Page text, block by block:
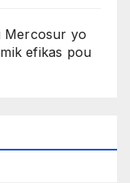
Mercosur yo
efikas pou